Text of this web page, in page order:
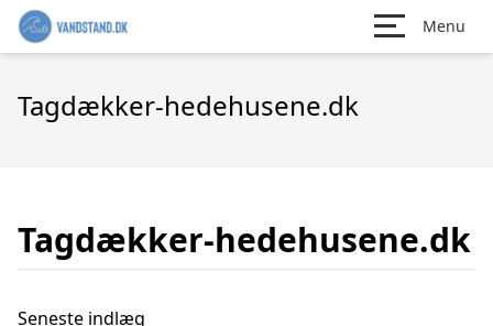
Menu
Tagdækker-hedehusene.dk
Tagdækker-hedehusene.dk
Seneste indlæg